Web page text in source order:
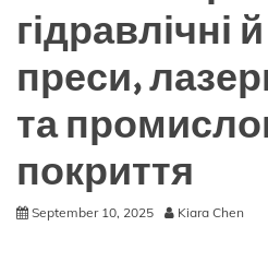
гідравлічні
преси,
та
покриття
September 10, 2025 Kiara Chen